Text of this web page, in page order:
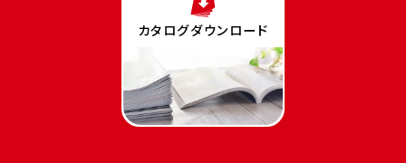
カタログダウンロード